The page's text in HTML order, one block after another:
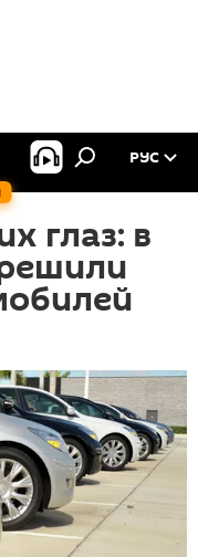
РУС
глаз: в